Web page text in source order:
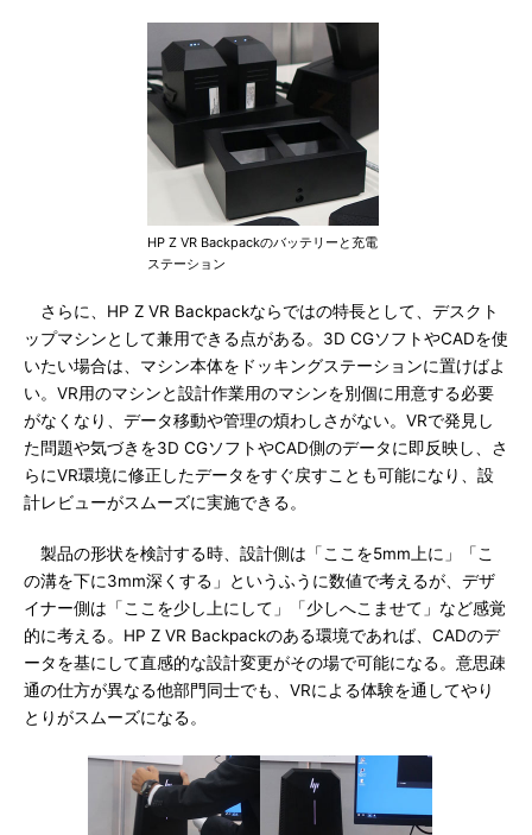
HP Z VR Backpackのバッテリーと充電
ステーション
さらに、HP Z VR Backpackならではの特長として、デスクト
ップマシンとして兼用できる点がある。3D CGソフトやCADを使
いたい場合は、マシン本体をドッキングステーションに置けばよ
い。VR用のマシンと設計作業用のマシンを別個に用意する必要
がなくなり、データ移動や管理の煩わしさがない。VRで発見し
た問題や気づきを3D CGソフトやCAD側のデータに即反映し、さ
らにVR環境に修正したデータをすぐ戻すことも可能になり、設
計レビューがスムーズに実施できる。
製品の形状を検討する時、設計側は「ここを5mm上に」「こ
の溝を下に3mm深くする」というふうに数値で考えるが、デザ
イナー側は「ここを少し上にして」「少しへこませて」など感覚
的に考える。HP Z VR Backpackのある環境であれば、CADのデ
ータを基にして直感的な設計変更がその場で可能になる。意思疎
通の仕方が異なる他部門同士でも、VRによる体験を通してやり
とりがスムーズになる。